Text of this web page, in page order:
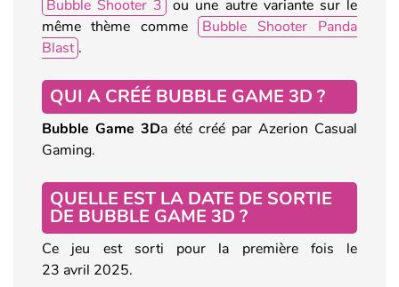
Bubble Shooter 3 ou une autre variante sur le
même thème comme
Bubble Shooter Panda
Blast .
QUI A CRÉÉ BUBBLE GAME 3D ?
Bubble Game 3Da été créé par Azerion Casual
Gaming.
QUELLE EST LA DATE DE SORTIE
DE BUBBLE GAME 3D ?
Ce jeu est sorti pour la première fois le
23 avril 2025.